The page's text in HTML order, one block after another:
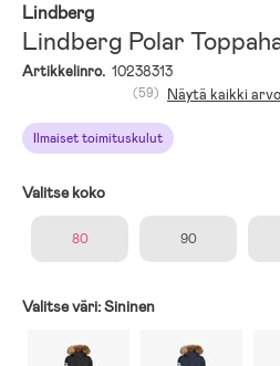
Lindberg
Lindberg Polar
Artikkelinro. 10238313
Ilmaiset toimituskulut
(59) Näytä kaikki
Valitse koko
80 90
Valitse väri:Sininen